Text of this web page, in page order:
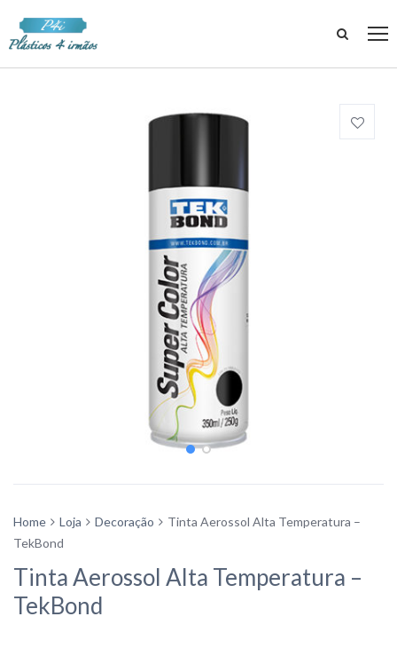
Home Loja Decoração
Tinta Aerossol Alta Temperatura –
TekBond
Tinta Aerossol Alta Temperatura –
TekBond